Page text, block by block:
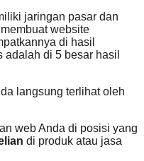
jaringan pasar dan
website
di hasil
di 5 besar hasil
langsung terlihat oleh
web Anda di posisi yang
di produk atau jasa